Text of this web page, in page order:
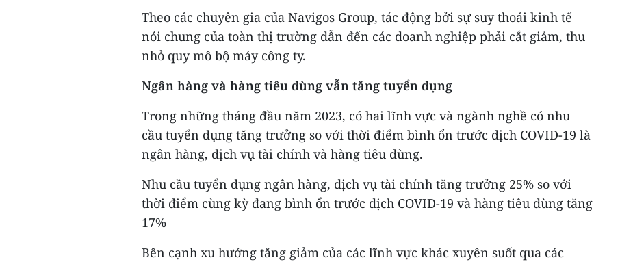
Theo các chuyên gia của Navigos Group, tác động bởi sự suy thoái kinh tế
nói chung của toàn thị trường dẫn đến các doanh nghiệp phải cắt giảm, thu
nhỏ quy mô bộ máy công ty.
Ngân hàng và hàng tiêu dùng vẫn tăng tuyển dụng
Trong những tháng đầu năm 2023, có hai lĩnh vực và ngành nghề có nhu
cầu tuyển dụng tăng trưởng so với thời điểm bình ổn trước dịch COVID-19 là
ngân hàng, dịch vụ tài chính và hàng tiêu dùng.
Nhu cầu tuyển dụng ngân hàng, dịch vụ tài chính tăng trưởng 25% so với
thời điểm cùng kỳ đang bình ổn trước dịch COVID-19 và hàng tiêu dùng tăng
17%
Bên cạnh xu hướng tăng giảm của các lĩnh vực khác xuyên suốt qua các